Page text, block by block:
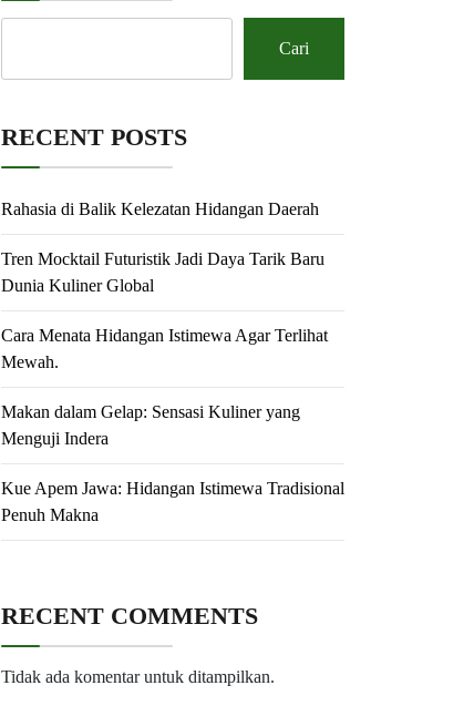
Cari
RECENT POSTS
Rahasia di Balik Kelezatan Hidangan Daerah
Tren Mocktail Futuristik Jadi Daya Tarik Baru
Dunia Kuliner Global
Cara Menata Hidangan Istimewa Agar Terlihat
Mewah.
Makan dalam Gelap: Sensasi Kuliner yang
Menguji Indera
Kue Apem Jawa: Hidangan Istimewa Tradisional
Penuh Makna
RECENT COMMENTS
Tidak ada komentar untuk ditampilkan.